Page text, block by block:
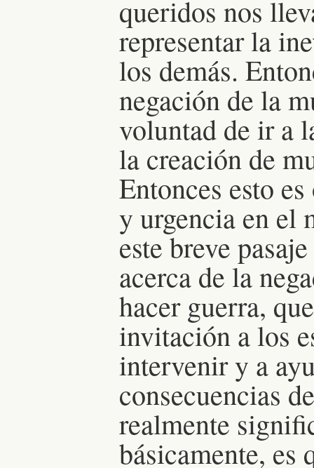
queridos nos
representar la
los demás.
negación de la
voluntad de ir a
la creación de
Entonces esto
y urgencia en el
este breve
acerca de la
hacer guerra,
invitación a los
intervenir y a
consecuencias
realmente
básicamente, es